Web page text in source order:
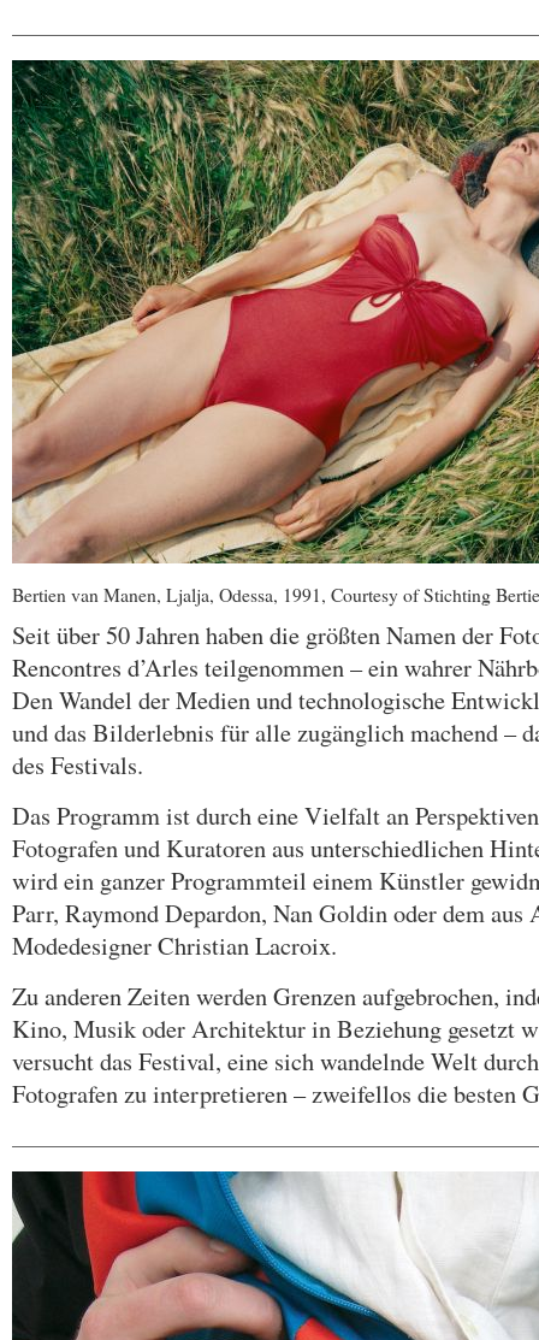
Bertien van Manen, Ljalja, Odessa, 1991, Courtesy of Stichting
Seit über 50 Jahren haben die größten Namen der
Rencontres d’Arles teilgenommen – ein wahrer
Den Wandel der Medien und technologische
und das Bilderlebnis für alle zugänglich machend –
des Festivals.
Das Programm ist durch eine Vielfalt an
Fotografen und Kuratoren aus unterschiedlichen
wird ein ganzer Programmteil einem Künstler
Parr, Raymond Depardon, Nan Goldin oder dem aus
Modedesigner Christian Lacroix.
Zu anderen Zeiten werden Grenzen aufgebrochen,
Kino, Musik oder Architektur in Beziehung gesetzt
versucht das Festival, eine sich wandelnde Welt
Fotografen zu interpretieren – zweifellos die besten